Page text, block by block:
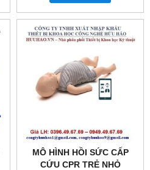
HỒI SỨC TIM PHỔI
MÔ HÌNH HỒI SỨC CẤP
CỨU CPR TRẺ NHỎ